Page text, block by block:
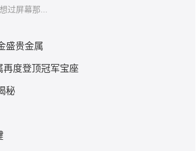
过屏幕那...
盛贵金属
再度登顶冠军宝座
秘